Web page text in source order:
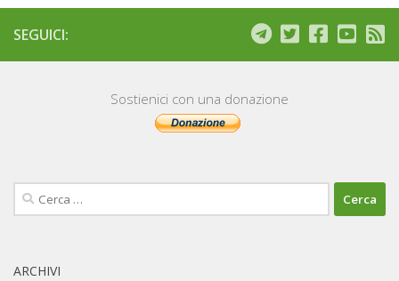
SEGUICI:
Sostienici con una donazione
Ricerca
per:
ARCHIVI